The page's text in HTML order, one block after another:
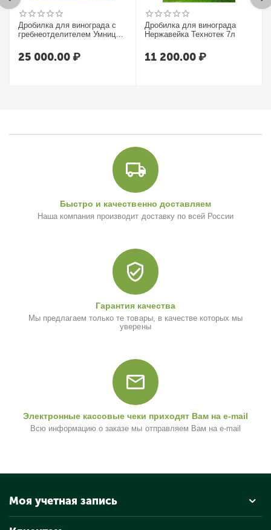
Дробилка для винограда с
гребнеотделителем Умница
25 000.00₽
Дробилка для винограда
Нержавейка Технотек 7л
11 200.00₽
Быстро и качественно доставляем
Наша компания производит доставку по всей России
Гарантия качества
Мы предлагаем только те товары, в качестве которых мы
уверены
Электронные кассовые чеки приходят Вам на e-mail
Всю информацию о заказе мы отправляем Вам на e-mail
Моя учетная запись